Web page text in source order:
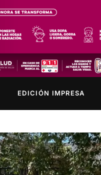
EDICIÓN IMPRESA